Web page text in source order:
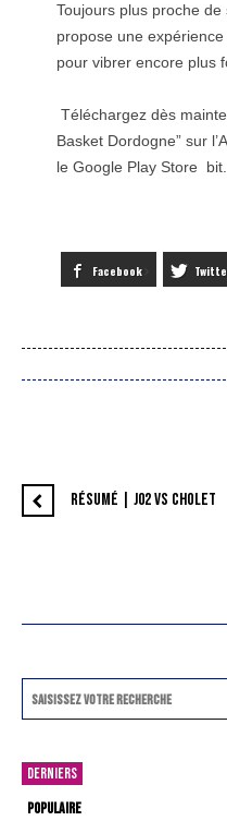
Toujours plus proche
propose une
pour vibrer encore plus
Téléchargez dès
Basket Dordogne” sur
le Google Play Store
Facebook
RÉSUMÉ | J02 VS CHOLET
DERNIERS
POPULAIRE